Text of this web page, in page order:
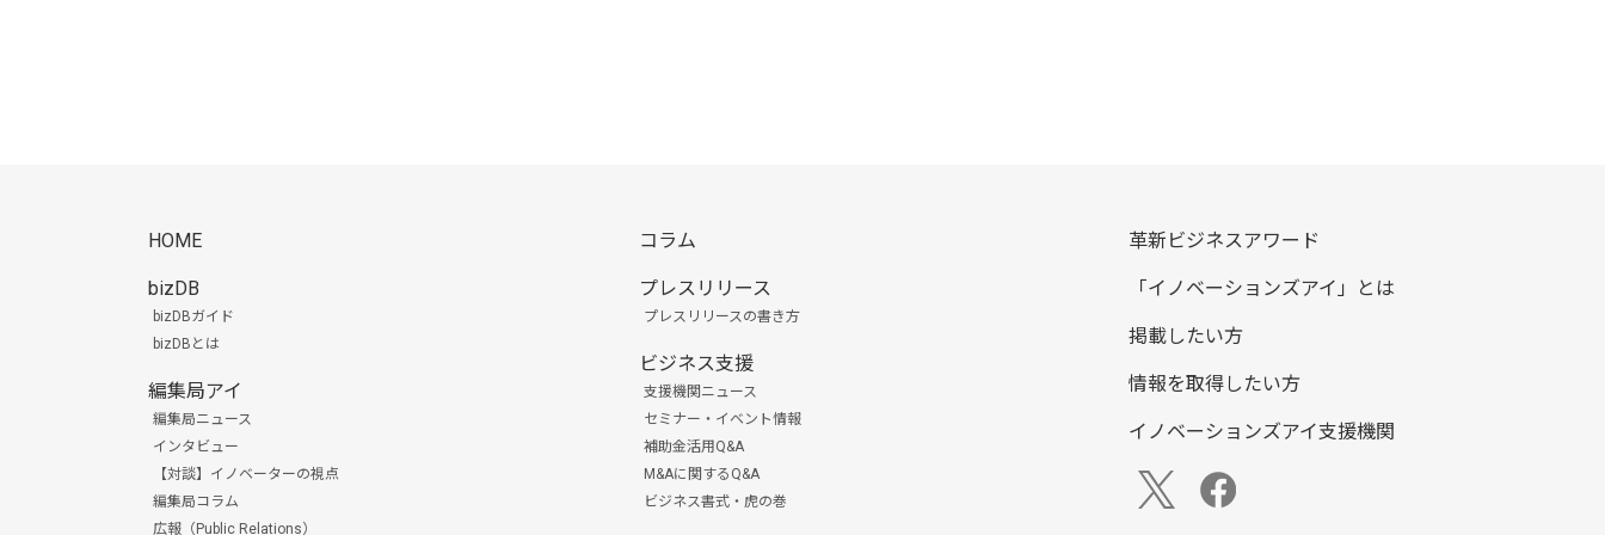
HOME
bizDB
bizDBガイド
bizDBとは
編集局アイ
編集局ニュース
インタビュー
【対談】イノベーターの視点
編集局コラム
広報（Public Relations）
コラム
プレスリリース
プレスリリースの書き方
ビジネス支援
支援機関ニュース
セミナー・イベント情報
補助金活用Q&A
M&Aに関するQ&A
ビジネス書式・虎の巻
革新ビジネスアワード
「イノベーションズアイ」とは
掲載したい方
情報を取得したい方
イノベーションズアイ支援機関